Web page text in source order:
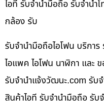
ไอที รับจำนำมือถือ รับจำนำ
กล้อง รับ
รับจำนำมือถือไอโฟน บริกา
ไอแพค ไอโฟน นาฬิกา และ
รับจํานําแจ้งวัฒนะ.com รับ
สินค้าไอที รับจำนำมือถือ รับ